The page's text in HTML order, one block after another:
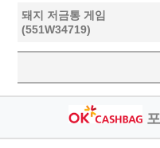
돼지 저금통 게임
(551W34719)